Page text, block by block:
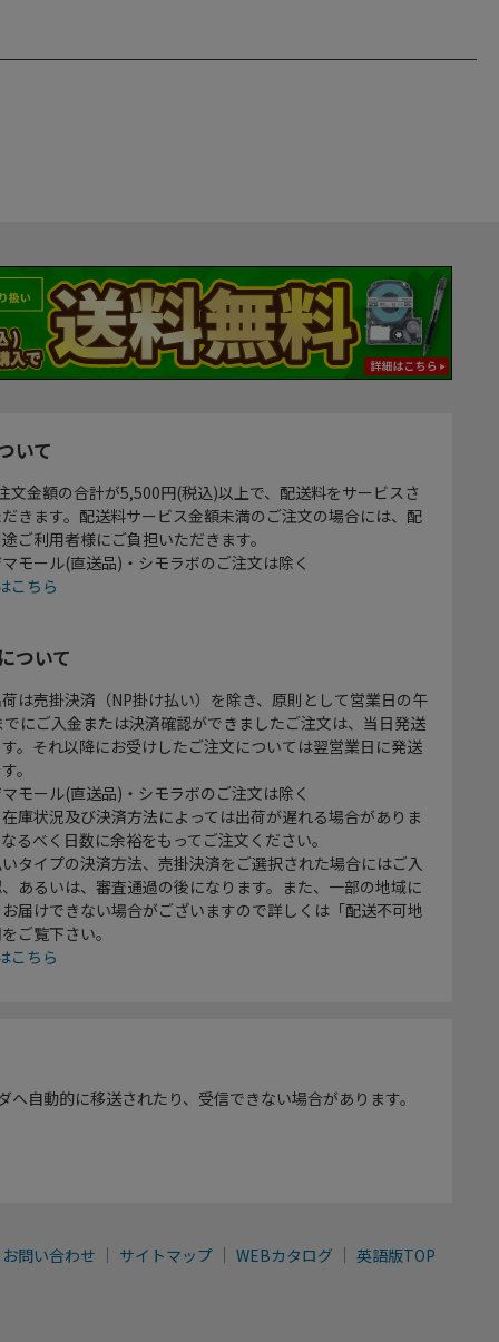
いて
文金額の合計が5,500円(税込)以上で、配送料をサービスさ
きます。配送料サービス金額未満のご注文の場合には、配
ご利用者様にご負担いただきます。
モール(直送品)・シモラボのご注文は除く
こちら
ついて
は売掛決済（NP掛け払い）を除き、原則として営業日の午
にご入金または決済確認ができましたご注文は、当日発送
。それ以降にお受けしたご注文については翌営業日に発送
。
モール(直送品)・シモラボのご注文は除く
庫状況及び決済方法によっては出荷が遅れる場合がありま
るべく日数に余裕をもってご注文ください。
タイプの決済方法、売掛決済をご選択された場合にはご入
あるいは、審査通過の後になります。また、一部の地域に
届けできない場合がございますので詳しくは「配送不可地
ご覧下さい。
こちら
自動的に移送されたり、受信できない場合があります。
お問い合わせ サイトマップ WEBカタログ 英語版TOP